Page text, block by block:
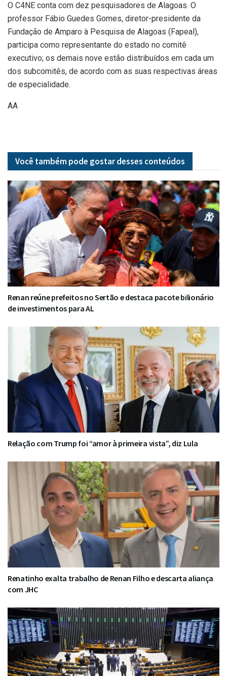
O C4NE conta com dez pesquisadores de Alagoas. O
professor Fábio Guedes Gomes, diretor-presidente da
Fundação de Amparo à Pesquisa de Alagoas (Fapeal),
participa como representante do estado no comitê
executivo; os demais nove estão distribuídos em cada um
dos subcomitês, de acordo com as suas respectivas áreas
de especialidade.
AA
Você também pode gostar desses conteúdos
Renan reúne prefeitos no Sertão e destaca pacote bilionário
de investimentos para AL
Relação com Trump foi “amor à primeira vista”, diz Lula
Renatinho exalta trabalho de Renan Filho e descarta aliança
com JHC